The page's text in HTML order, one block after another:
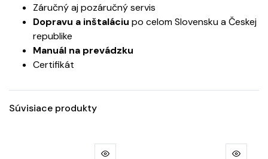
Záručný aj pozáručný servis
Dopravu a inštaláciu po celom Slovensku a Českej
republike
Manuál na prevádzku
Certifikát
Súvisiace produkty